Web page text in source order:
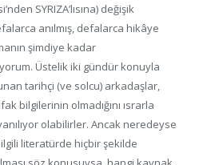
SYRIZA’lısına) değişik
anılmış, defalarca hikâye
şimdiye kadar
Üstelik iki gündür konuyla
tarihçi (ve solcu) arkadaşlar,
bilgilerinin olmadığını ısrarla
olabilirler. Ancak neredeyse
literatürde hiçbir şekilde